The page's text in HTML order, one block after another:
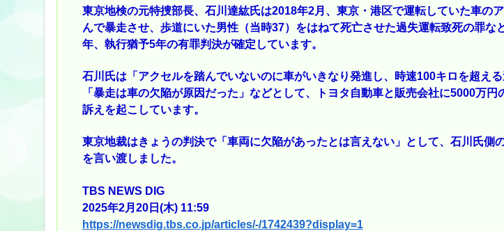
東京地検の元特捜部長、石川達紘氏は2018年2月、東京・港区で運転していた車の
んで暴走させ、歩道にいた男性（当時37）をはねて死亡させた過失運転致死の罪な
年、執行猶予5年の有罪判決が確定しています。
石川氏は「アクセルを踏んでいないのに車がいきなり発進し、時速100キロを超える
「暴走は車の欠陥が原因だった」などとして、トヨタ自動車と販売会社に5000万円
訴えを起こしています。
東京地裁はきょうの判決で「車両に欠陥があったとは言えない」として、石川氏側
を言い渡しました。
TBS NEWS DIG
2025年2月20日(木) 11:59
https://newsdig.tbs.co.jp/articles/-/1742439?display=1